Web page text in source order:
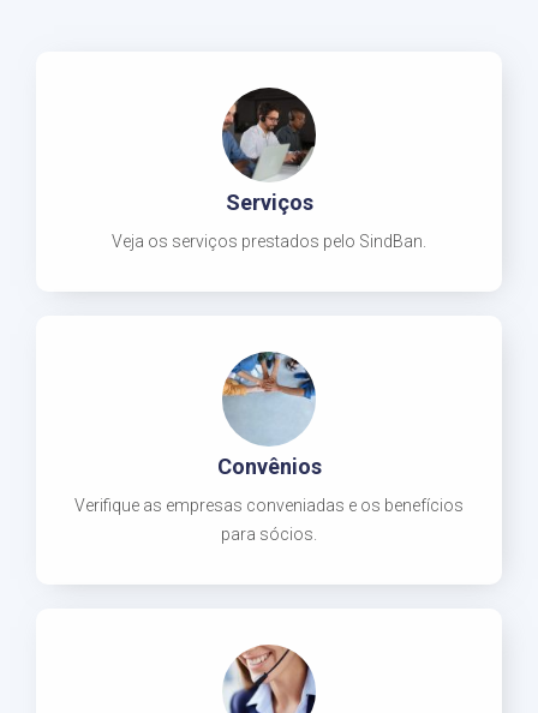
Serviços
Veja os serviços prestados pelo SindBan.
Convênios
Verifique as empresas conveniadas e os benefícios
para sócios.